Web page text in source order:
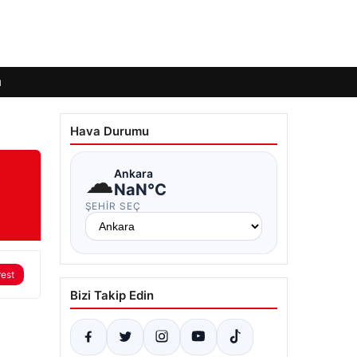
Hava Durumu
☁Ankara
NaN°C
ŞEHIR SEÇ
Bizi Takip Edin